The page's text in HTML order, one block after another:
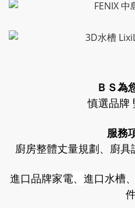
ＢＳ為
慎選品牌
服務
廚房整體丈量規劃、廚
進口品牌家電、 進口水槽